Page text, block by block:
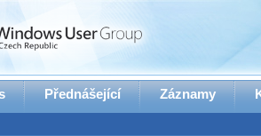
Přednášející Záznamy